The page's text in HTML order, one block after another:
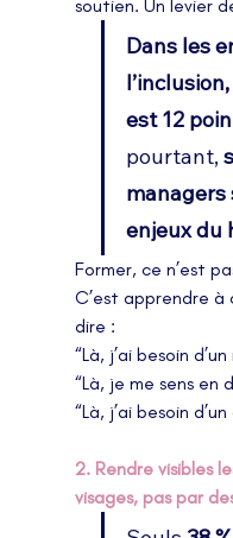
soutien. Un levier
Dans les
est 12
pourtant,
enjeux du
Former, ce n’est
C’est apprendre à
dire :
“Là, j’ai besoin
“Là, je me sens en
“Là, j’ai besoin
2. Rendre visibles
visages, pas par